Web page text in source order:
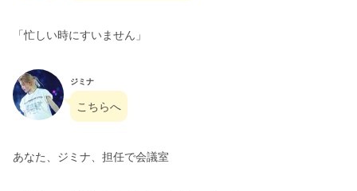
「忙しい時にすいません」
ジミナ
こちらへ
あなた、ジミナ、担任で会議室